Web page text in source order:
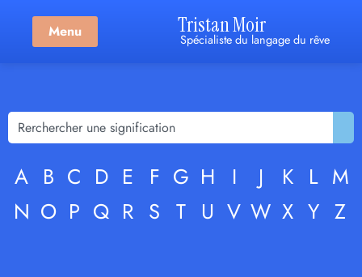
Menu Tristan Moir
Spécialiste du langage du rêve
A B C D E F G H I J K L M
N O P Q R S T U V W X Y Z